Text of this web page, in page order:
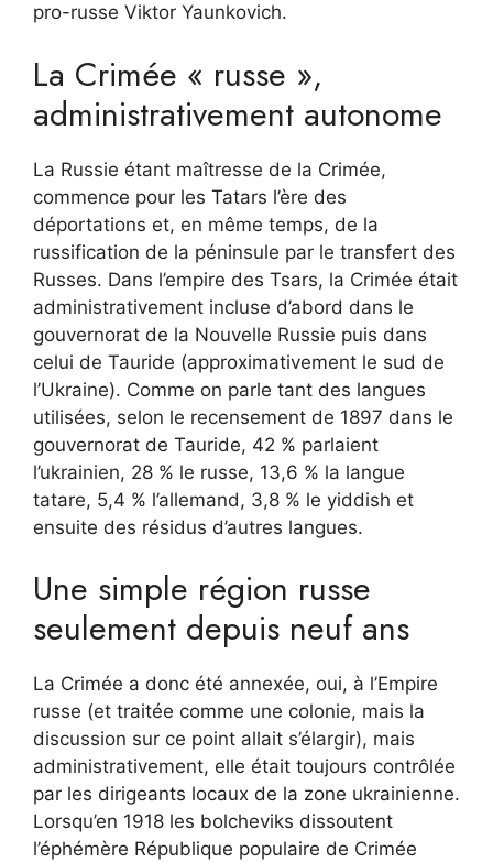
pro-russe Viktor Yaunkovich.
La Crimée « russe »,
administrativement autonome
La Russie étant maîtresse de la Crimée,
commence pour les Tatars l’ère des
déportations et, en même temps, de la
russification de la péninsule par le transfert des
Russes. Dans l’empire des Tsars, la Crimée était
administrativement incluse d’abord dans le
gouvernorat de la Nouvelle Russie puis dans
celui de Tauride (approximativement le sud de
l’Ukraine). Comme on parle tant des langues
utilisées, selon le recensement de 1897 dans le
gouvernorat de Tauride, 42 % parlaient
l’ukrainien, 28 % le russe, 13,6 % la langue
tatare, 5,4 % l’allemand, 3,8 % le yiddish et
ensuite des résidus d’autres langues.
Une simple région russe
seulement depuis neuf ans
La Crimée a donc été annexée, oui, à l’Empire
russe (et traitée comme une colonie, mais la
discussion sur ce point allait s’élargir), mais
administrativement, elle était toujours contrôlée
par les dirigeants locaux de la zone ukrainienne.
Lorsqu’en 1918 les bolcheviks dissoutent
l’éphémère République populaire de Crimée